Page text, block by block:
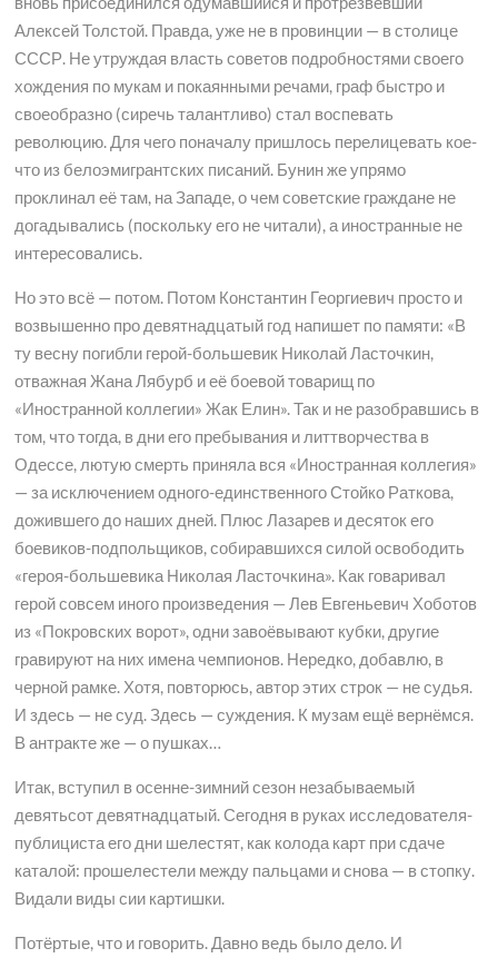
Алексей Толстой. Правда, уже не в провинции — в столице
СССР. Не утруждая власть советов подробностями своего
хождения по мукам и покаянными речами, граф быстро и
своеобразно (сиречь талантливо) стал воспевать
революцию. Для чего поначалу пришлось перелицевать кое-
что из белоэмигрантских писаний. Бунин же упрямо
проклинал её там, на Западе, о чем советские граждане не
догадывались (поскольку его не читали), а иностранные не
интересовались.
Но это всё — потом. Потом Константин Георгиевич просто и
возвышенно про девятнадцатый год напишет по памяти: «В
ту весну погибли герой-большевик Николай Ласточкин,
отважная Жана Лябурб и её боевой товарищ по
«Иностранной коллегии» Жак Елин». Так и не разобравшись в
том, что тогда, в дни его пребывания и литтворчества в
Одессе, лютую смерть приняла вся «Иностранная коллегия»
— за исключением одного-единственного Стойко Раткова,
дожившего до наших дней. Плюс Лазарев и десяток его
боевиков-подпольщиков, собиравшихся силой освободить
«героя-большевика Николая Ласточкина». Как говаривал
герой совсем иного произведения — Лев Евгеньевич Хоботов
из «Покровских ворот», одни завоёвывают кубки, другие
гравируют на них имена чемпионов. Нередко, добавлю, в
черной рамке. Хотя, повторюсь, автор этих строк — не судья.
И здесь — не суд. Здесь — суждения. К музам ещё вернёмся.
В антракте же — о пушках…
Итак, вступил в осенне-зимний сезон незабываемый
девятьсот девятнадцатый. Сегодня в руках исследователя-
публициста его дни шелестят, как колода карт при сдаче
каталой: прошелестели между пальцами и снова — в стопку.
Видали виды сии картишки.
Потёртые, что и говорить. Давно ведь было дело. И